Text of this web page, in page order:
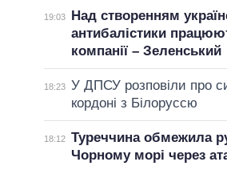
19:03
Над створенням
антибалістики
компанії – Зеленський
18:23 У ДПСУ розповіли про
кордоні з Білоруссю
18:12 Туреччина обмежила
Чорному морі через